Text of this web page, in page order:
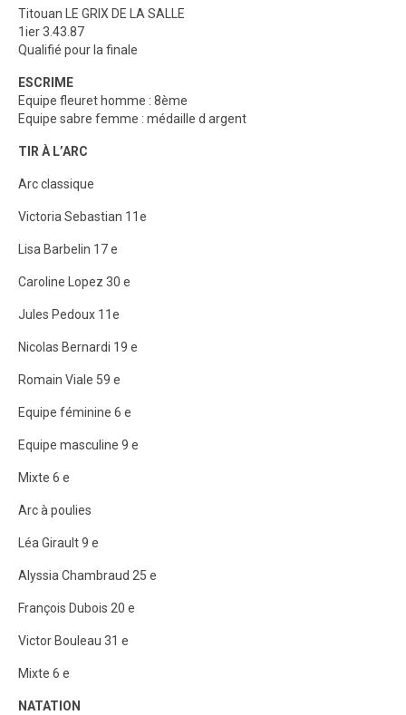
Titouan LE GRIX DE LA SALLE
1ier 3.43.87
Qualifié pour la finale
ESCRIME
Equipe fleuret homme : 8ème
Equipe sabre femme : médaille d argent
TIR À L’ARC
Arc classique
Victoria Sebastian 11e
Lisa Barbelin 17 e
Caroline Lopez 30 e
Jules Pedoux 11e
Nicolas Bernardi 19 e
Romain Viale 59 e
Equipe féminine 6 e
Equipe masculine 9 e
Mixte 6 e
Arc à poulies
Léa Girault 9 e
Alyssia Chambraud 25 e
François Dubois 20 e
Victor Bouleau 31 e
Mixte 6 e
NATATION